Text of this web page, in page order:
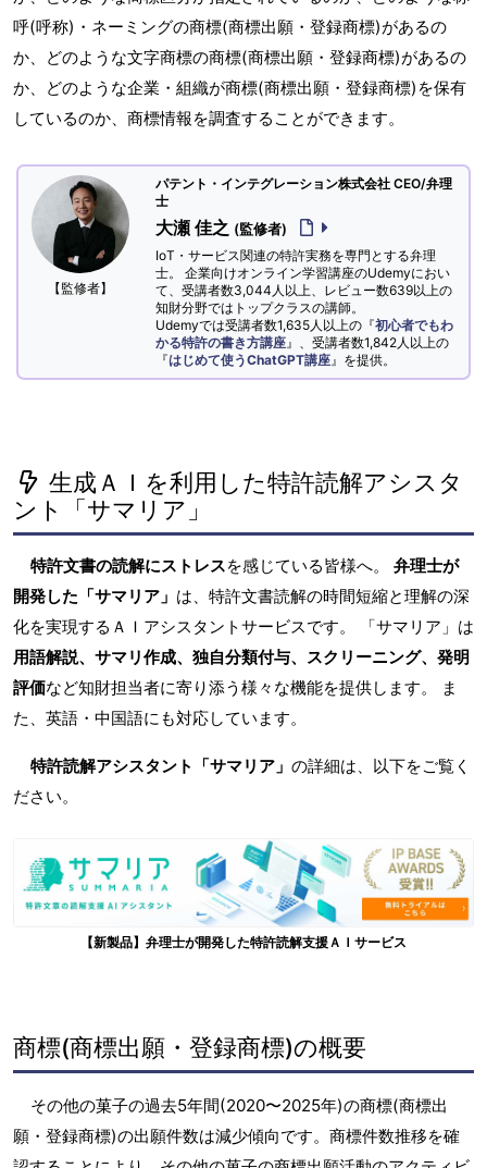
呼(呼称)・ネーミングの商標(商標出願・登録商標)があるの
か、どのような文字商標の商標(商標出願・登録商標)があるの
か、どのような企業・組織が商標(商標出願・登録商標)を保有
しているのか、商標情報を調査することができます。
【監修者】
パテント・インテグレーション株式会社 CEO/弁理
士
大瀬 佳之 (監修者)
IoT・サービス関連の特許実務を専門とする弁理
士。 企業向けオンライン学習講座のUdemyにおい
て、受講者数3,044人以上、レビュー数639以上の
知財分野ではトップクラスの講師。
Udemyでは受講者数1,635人以上の『初心者でもわ
かる特許の書き方講座 』、受講者数1,842人以上の
『はじめて使うChatGPT講座 』を提供。
生成ＡＩを利用した特許読解アシスタ
ント「サマリア」
特許文書の読解にストレスを感じている皆様へ。 弁理士が
開発した「サマリア」 は、特許文書読解の時間短縮と理解の深
化を実現するＡＩアシスタントサービスです。 「サマリア」は
用語解説、サマリ作成、独自分類付与、スクリーニング、発明
評価など知財担当者に寄り添う様々な機能を提供します。 ま
た、英語・中国語にも対応しています。
特許読解アシスタント「サマリア」 の詳細は、以下をご覧く
ださい。
【新製品】弁理士が開発した特許読解支援ＡＩサービス
商標(商標出願・登録商標)の概要
その他の菓子の過去5年間(2020〜2025年)の商標(商標出
願・登録商標)の出願件数は減少傾向です。商標件数推移を確